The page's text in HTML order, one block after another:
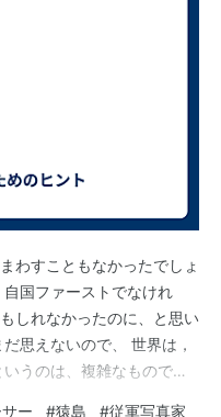
わすこともなかったでしょ
国ファーストでなけれ
しれなかったのに、と思い
思えないので、 世界は，
うのは、複雑なもので、
ー #猿島 #従軍写真家